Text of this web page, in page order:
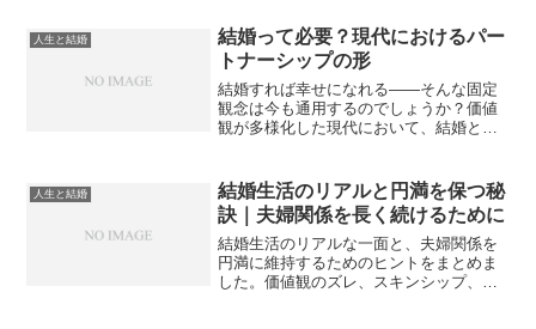
人生と結婚
結婚って必要？現代におけるパー
トナーシップの形
結婚すれば幸せになれる――そんな固定
観念は今も通用するのでしょうか？価値
観が多様化した現代において、結婚と幸
人生と結婚
結婚生活のリアルと円満を保つ秘
訣｜夫婦関係を長く続けるために
結婚生活のリアルな一面と、夫婦関係を
円満に維持するためのヒントをまとめま
した。価値観のズレ、スキンシップ、家